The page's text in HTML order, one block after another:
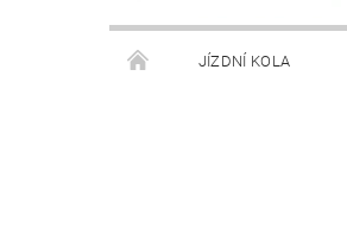
JÍZDNÍ KOLA